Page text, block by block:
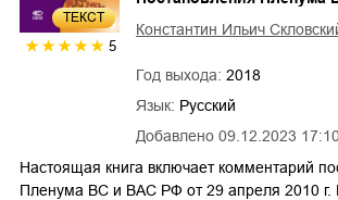
ТЕКСТ
5
Добавлено 09.12.2023 17:10
Константин Ильич
Год выхода: 2018
Язык: Русский
Настоящая книга включает комментарий
Пленума ВС и ВАС РФ от 29 апреля 2010